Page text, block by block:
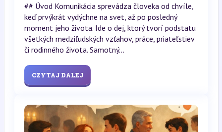
## Úvod Komunikácia sprevádza človeka od chvíle,
keď prvýkrát vydýchne na svet, až po posledný
moment jeho života. Ide o dej, ktorý tvorí podstatu
všetkých medziľudských vzťahov, práce, priateľstiev
či rodinného života. Samotný...
CZYTAJ DALEJ